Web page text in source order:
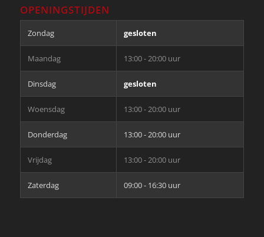
OPENINGSTIJDEN
Zondag gesloten
Maandag 13:00 - 20:00 uur
Dinsdag gesloten
Woensdag 13:00 - 20:00 uur
Donderdag 13:00 - 20:00 uur
Vrijdag 13:00 - 20:00 uur
Zaterdag 09:00 - 16:30 uur